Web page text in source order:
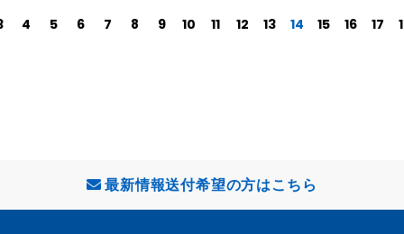
4 5 6 7 8 9 10 11 12 13 14 15 16 17
最新情報送付希望の方はこちら